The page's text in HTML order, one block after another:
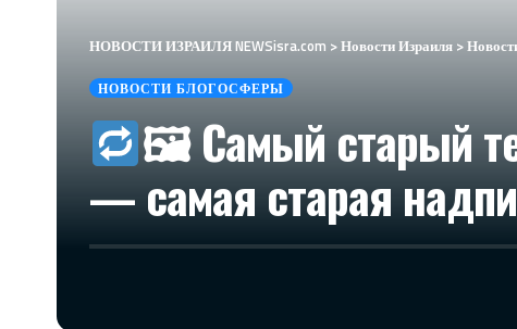
НОВОСТИ ИЗРАИЛЯ NEWSisra.com >Новости Израиля >
НОВОСТИ БЛОГОСФЕРЫ
🖼 Самый старый
— самая старая